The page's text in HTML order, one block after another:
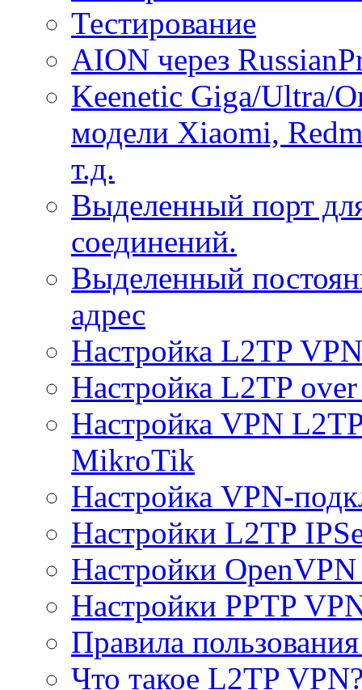
Тестирование
AION через
Keenetic Giga/Ultra/
модели Xiaomi,
т.д.
Выделенный порт
соединений.
Выделенный
адрес
Настройка L2TP
Настройка L2TP
Настройка VPN
MikroTik
Настройка VPN-
Настройки L2TP
Настройки
Настройки PPTP
Правила
Что такое L2TP